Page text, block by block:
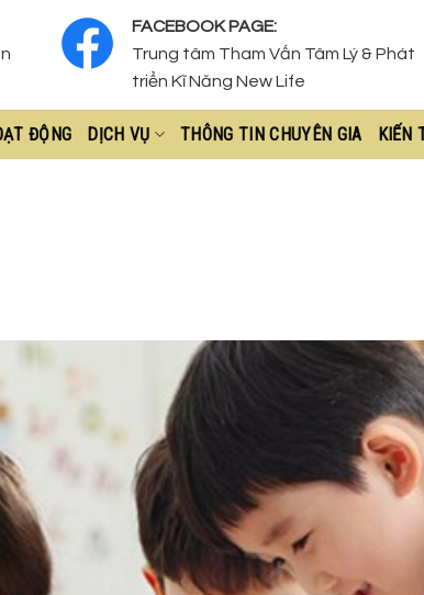
FACEBOOK PAGE:
Trung tâm Tham Vấn Tâm Lý & Phát
triển Kĩ Năng New Life
ĐỘNG DỊCH VỤ THÔNG TIN CHUYÊN GIA KIẾN